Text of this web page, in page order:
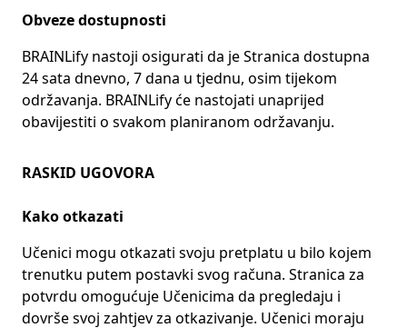
Obveze dostupnosti
BRAINLify nastoji osigurati da je Stranica dostupna
24 sata dnevno, 7 dana u tjednu, osim tijekom
održavanja. BRAINLify će nastojati unaprijed
obavijestiti o svakom planiranom održavanju.
RASKID UGOVORA
Kako otkazati
Učenici mogu otkazati svoju pretplatu u bilo kojem
trenutku putem postavki svog računa. Stranica za
potvrdu omogućuje Učenicima da pregledaju i
dovrše svoj zahtjev za otkazivanje. Učenici moraju